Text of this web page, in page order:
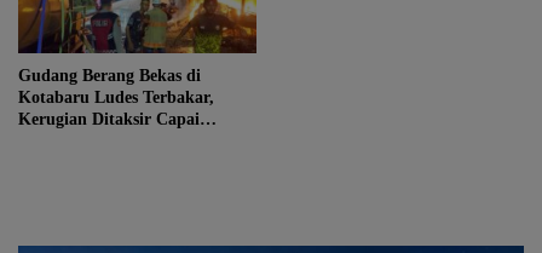
Gudang Berang Bekas di
Kotabaru Ludes Terbakar,
Kerugian Ditaksir Capai